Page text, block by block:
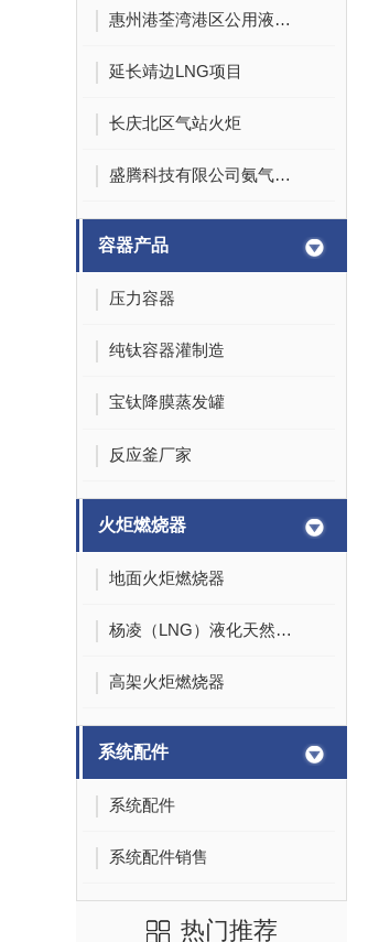
惠州港荃湾港区公用液化烃库项目
延长靖边LNG项目
长庆北区气站火炬
盛腾科技有限公司氨气火炬
容器产品
压力容器
纯钛容器灌制造
宝钛降膜蒸发罐
反应釜厂家
火炬燃烧器
地面火炬燃烧器
杨凌（LNG）液化天然气投资发展有限公司
高架火炬燃烧器
系统配件
系统配件
系统配件销售
热门推荐